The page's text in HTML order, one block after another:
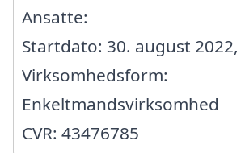
Ansatte:
Startdato: 30. august 2022,
Virksomhedsform:
Enkeltmandsvirksomhed
CVR: 43476785